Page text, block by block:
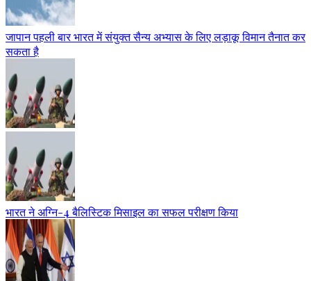
जापान पहली बार भारत में संयुक्त सैन्य अभ्यास के लिए लड़ाकू विमान तैनात कर
सकता है
भारत ने अग्नि-4 बैलिस्टिक मिसाइल का सफल परीक्षण किया